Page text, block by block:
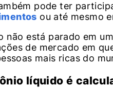
pode ter
ou até mesmo
não está parado em
de mercado em
mais ricas do
líquido é